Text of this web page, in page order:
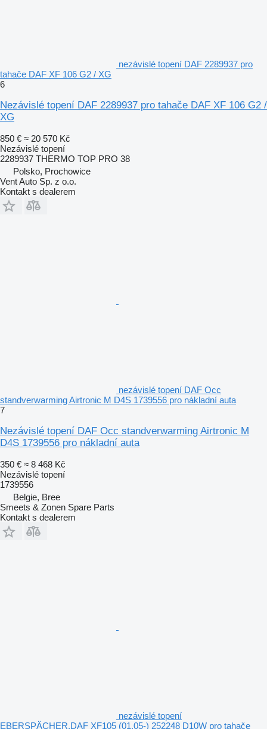
nezávislé topení DAF 2289937 pro
tahače DAF XF 106 G2 / XG
6
Nezávislé topení DAF 2289937 pro tahače DAF XF 106 G2 /
XG
850 € ≈ 20 570 Kč
Nezávislé topení
2289937 THERMO TOP PRO 38
Polsko, Prochowice
Vent Auto Sp. z o.o.
Kontakt s dealerem
nezávislé topení DAF Occ
standverwarming Airtronic M D4S 1739556 pro nákladní auta
7
Nezávislé topení DAF Occ standverwarming Airtronic M
D4S 1739556 pro nákladní auta
350 € ≈ 8 468 Kč
Nezávislé topení
1739556
Belgie, Bree
Smeets & Zonen Spare Parts
Kontakt s dealerem
nezávislé topení
EBERSPÄCHER,DAF XF105 (01.05-) 252248 D10W pro tahače